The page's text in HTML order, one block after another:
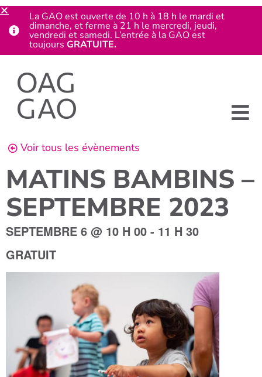
Voir tous les évènements
MATINS BAMBINS –
SEPTEMBRE 2023
SEPTEMBRE 6 @ 10 H 00 - 11 H 30
GRATUIT
La GAO est ouverte de 10 h à 18 h le mardi et
dimanche, et ferme à 21 h le mercredi, jeudi,
vendredi et samedi. L’entrée à la GAO est
toujours GRATUITE.